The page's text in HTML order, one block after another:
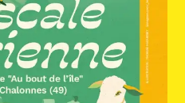
du Val de Loire
directement